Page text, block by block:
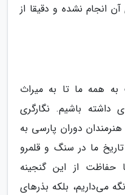
انجام نشده و دقیقا از
به همه ما تا به میراث
داشته باشیم. نگارگری
دوران پارسی به
تاریخ ما در سنگ و قلمرو
از این گنجینه
می‌داریم، بلکه بذرهای